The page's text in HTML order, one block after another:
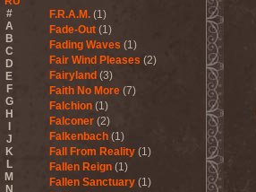
#
A
B
C
D
E
F
G
H
J
K
L
M
N
F.R.A.M. (1)
Fade-Out (1)
Fading Waves (1)
Fair Wind Pleases (2)
Fairyland (3)
Faith No More (7)
Falchion (1)
Falconer (2)
Falkenbach (1)
Fall From Reality (1)
Fallen Reign (1)
Fallen Sanctuary (1)